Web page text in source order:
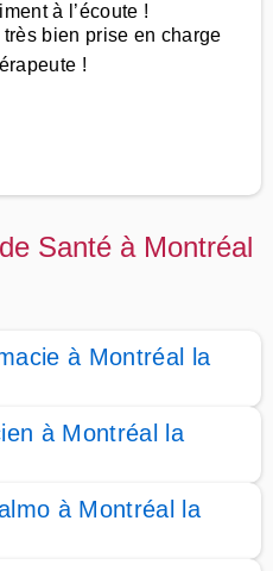
à l’écoute !
bien prise en charge
!
Santé à Montréal
à Montréal la
à Montréal la
à Montréal la